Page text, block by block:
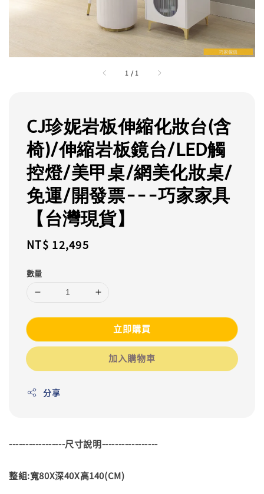
1 / 1
CJ珍妮岩板伸縮化妝台(含
椅)/伸縮岩板鏡台/LED觸
控燈/美甲桌/網美化妝桌/
免運/開發票---巧家家具
【台灣現貨】
Regular
NT$ 12,495
數量
立即購買
加入購物車
分享
-----------------尺寸說明-----------------
整組:寬80X深40X高140(CM)